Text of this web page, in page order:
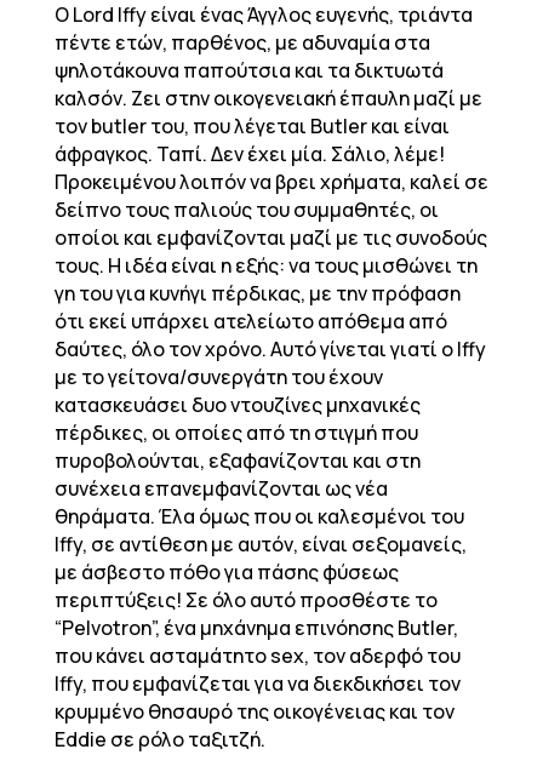
Ο Lord Iffy είναι ένας Άγγλος ευγενής, τριάντα
πέντε ετών, παρθένος, με αδυναμία στα
ψηλοτάκουνα παπούτσια και τα δικτυωτά
καλσόν. Ζει στην οικογενειακή έπαυλη μαζί με
τον butler του, που λέγεται Butler και είναι
άφραγκος. Ταπί. Δεν έχει μία. Σάλιο, λέμε!
Προκειμένου λοιπόν να βρει χρήματα, καλεί σε
δείπνο τους παλιούς του συμμαθητές, οι
οποίοι και εμφανίζονται μαζί με τις συνοδούς
τους. Η ιδέα είναι η εξής: να τους μισθώνει τη
γη του για κυνήγι πέρδικας, με την πρόφαση
ότι εκεί υπάρχει ατελείωτο απόθεμα από
δαύτες, όλο τον χρόνο. Αυτό γίνεται γιατί ο Iffy
με το γείτονα/συνεργάτη του έχουν
κατασκευάσει δυο ντουζίνες μηχανικές
πέρδικες, οι οποίες από τη στιγμή που
πυροβολούνται, εξαφανίζονται και στη
συνέχεια επανεμφανίζονται ως νέα
θηράματα. Έλα όμως που οι καλεσμένοι του
Iffy, σε αντίθεση με αυτόν, είναι σεξομανείς,
με άσβεστο πόθο για πάσης φύσεως
περιπτύξεις! Σε όλο αυτό προσθέστε το
“Pelvοtron”, ένα μηχάνημα επινόησης Butler,
που κάνει ασταμάτητο sex, τον αδερφό του
Iffy, που εμφανίζεται για να διεκδικήσει τον
κρυμμένο θησαυρό της οικογένειας και τον
Eddie σε ρόλο ταξιτζή.